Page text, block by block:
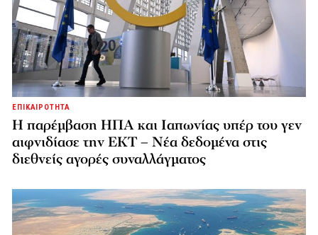
ΕΠΙΚΑΙΡΟΤΗΤΑ
Η παρέμβαση ΗΠΑ και Ιαπωνίας υπέρ του γεν
αιφνιδίασε την ΕΚΤ – Νέα δεδομένα στις
διεθνείς αγορές συναλλάγματος